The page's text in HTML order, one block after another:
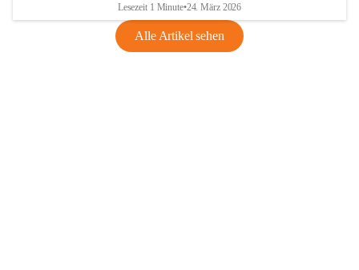
Lesezeit 1 Minute•24. März 2026
Alle Artikel sehen